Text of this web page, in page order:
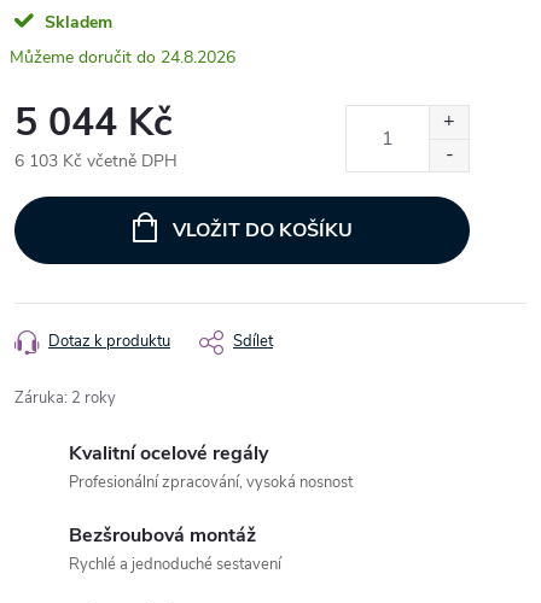
Skladem
24.8.2026
5 044 Kč
6 103 Kč včetně DPH
cena:
VLOŽIT DO KOŠÍKU
Dotaz k produktu Sdílet
Záruka: 2 roky
Kvalitní ocelové regály
Profesionální zpracování, vysoká nosnost
Bezšroubová montáž
Rychlé a jednoduché sestavení